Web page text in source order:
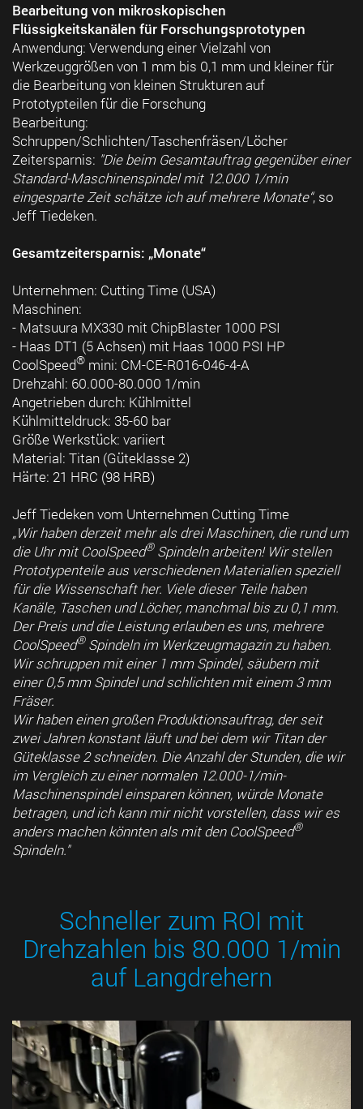
Bearbeitung von mikroskopischen
Flüssigkeitskanälen für Forschungsprototypen
Anwendung: Verwendung einer Vielzahl von
Werkzeuggrößen von 1 mm bis 0,1 mm und kleiner für
die Bearbeitung von kleinen Strukturen auf
Prototypteilen für die Forschung
Bearbeitung:
Schruppen/Schlichten/Taschenfräsen/Löcher
Zeitersparnis: "Die beim Gesamtauftrag gegenüber einer
Standard-Maschinenspindel mit 12.000 1/min
eingesparte Zeit schätze ich auf mehrere Monate“, so
Jeff Tiedeken.
Gesamtzeitersparnis: „Monate“
Unternehmen: Cutting Time (USA)
Maschinen:
- Matsuura MX330 mit ChipBlaster 1000 PSI
- Haas DT1 (5 Achsen) mit Haas 1000 PSI HP
CoolSpeed® mini: CM-CE-R016-046-4-A
Drehzahl: 60.000-80.000 1/min
Angetrieben durch: Kühlmittel
Kühlmitteldruck: 35-60 bar
Größe Werkstück: variiert
Material: Titan (Güteklasse 2)
Härte: 21 HRC (98 HRB)
Jeff Tiedeken vom Unternehmen Cutting Time
„Wir haben derzeit mehr als drei Maschinen, die rund um
die Uhr mit CoolSpeed®Spindeln arbeiten! Wir stellen
Prototypenteile aus verschiedenen Materialien speziell
für die Wissenschaft her. Viele dieser Teile haben
Kanäle, Taschen und Löcher, manchmal bis zu 0,1 mm.
Der Preis und die Leistung erlauben es uns, mehrere
CoolSpeed®Spindeln im Werkzeugmagazin zu haben.
Wir schruppen mit einer 1 mm Spindel, säubern mit
einer 0,5 mm Spindel und schlichten mit einem 3 mm
Fräser.
Wir haben einen großen Produktionsauftrag, der seit
zwei Jahren konstant läuft und bei dem wir Titan der
Güteklasse 2 schneiden. Die Anzahl der Stunden, die wir
im Vergleich zu einer normalen 12.000-1/min-
Maschinenspindel einsparen können, würde Monate
betragen, und ich kann mir nicht vorstellen, dass wir es
anders machen könnten als mit den CoolSpeed®
Spindeln."
Schneller zum ROI mit
Drehzahlen bis 80.000 1/min
auf Langdrehern